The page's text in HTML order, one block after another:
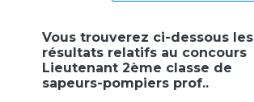
Vous trouverez ci-dessous les
résultats relatifs au concours
Lieutenant 2ème classe de
sapeurs-pompiers prof..